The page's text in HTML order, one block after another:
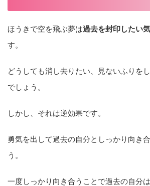
ほうきで空を飛ぶ夢は過去を封印したい
す。
どうしても消し去りたい、見ないふりを
でしょう。
しかし、それは逆効果です。
勇気を出して過去の自分としっかり向き
う。
一度しっかり向き合うことで過去の自分は